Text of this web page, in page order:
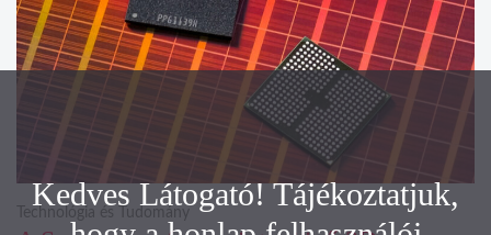
Technológia és Tudomány
Kedves Látogató! Tájékoztatjuk,